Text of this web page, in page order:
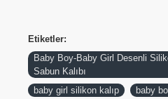
Etiketler:
Baby Boy-Baby Girl Desenli
Sabun Kalıbı
baby girl silikon kalıp
baby